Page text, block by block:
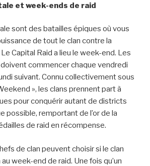
et week-ends de raid
sont des batailles épiques où vous
de tout le clan contre la
Capital Raid a lieu le week-end. Les
commencer chaque vendredi
suivant. Connu collectivement sous
», les clans prennent part à
pour conquérir autant de districts
possible, remportant de l’or de la
de raid en récompense.
de clan peuvent choisir si le clan
week-end de raid. Une fois qu’un